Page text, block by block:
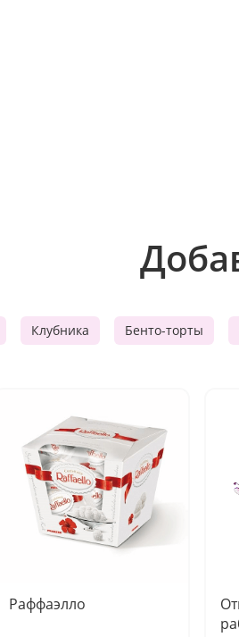
Клубника Бенто-торты
Раффаэлло